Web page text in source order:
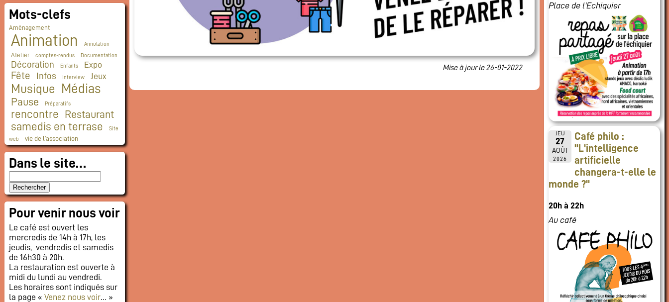
Mise à jour le 26-01-2022
Mots-clefs
Aménagement
Animation Annulation
Atelier comptes-rendus Documentation
Décoration Enfants Expo
Fête Infos Interview Jeux
Musique Médias
Pause Préparatifs
rencontre Restaurant
samedis en terrase
Site
web
vie de l'association
Dans le site…
Pour venir nous voir
Le café est ouvert les
mercredis de 14h à 17h, les
jeudis, vendredis et samedis
de 16h30 à 20h.
La restauration est ouverte à
midi du lundi au vendredi.
Les horaires sont indiqués sur
la page « Venez nous voir … »
Place de l'Echiquier
JEU
27
AOÛT
2026
Café philo :
"L'intelligence
artificielle
changera-t-elle le
monde ?"
20h à 22h
Au café